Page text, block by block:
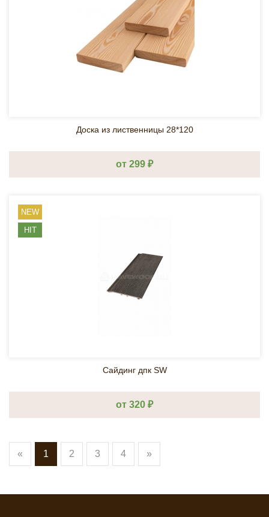
Доска из лиственницы 28*120
от 299 ₽
NEW
HIT
Сайдинг дпк SW
от 320 ₽
« 1 2 3 4 »